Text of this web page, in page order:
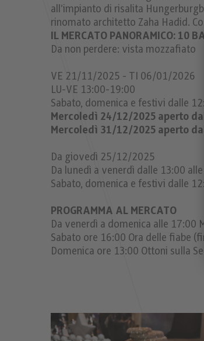
all’impianto di risalita
rinomato architetto Zaha Hadid.
IL MERCATO PANORAMICO: 10
Da non perdere: vista mozzafiato
VE 21/11/2025 - TI 06/01/2026
LU-VE 13:00-19:00
Sabato, domenica e festivi dalle
Mercoledì 24/12/2025 aperto
Mercoledì 31/12/2025 aperto
Da giovedì 25/12/2025
Da lunedì a venerdì dalle 13:00
Sabato, domenica e festivi dalle
PROGRAMMA AL MERCATO
Da venerdì a domenica alle 17:00
Sabato ore 16:00 Ora delle fiabe
Domenica ore 13:00 Ottoni sulla